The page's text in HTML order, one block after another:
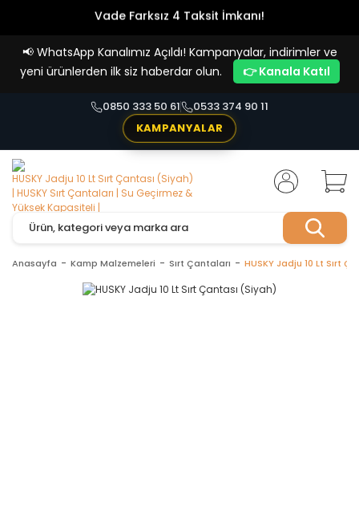
Vade Farksız 4 Taksit İmkanı!
📢 WhatsApp Kanalımız Açıldı! Kampanyalar, indirimler ve
yeni ürünlerden ilk siz haberdar olun.
👉 Kanala Katıl
0850 333 50 61
0533 374 90 11
KAMPANYALAR
Anasayfa Kamp Malzemeleri Sırt Çantaları HUSKY Jadju 10 Lt Sırt